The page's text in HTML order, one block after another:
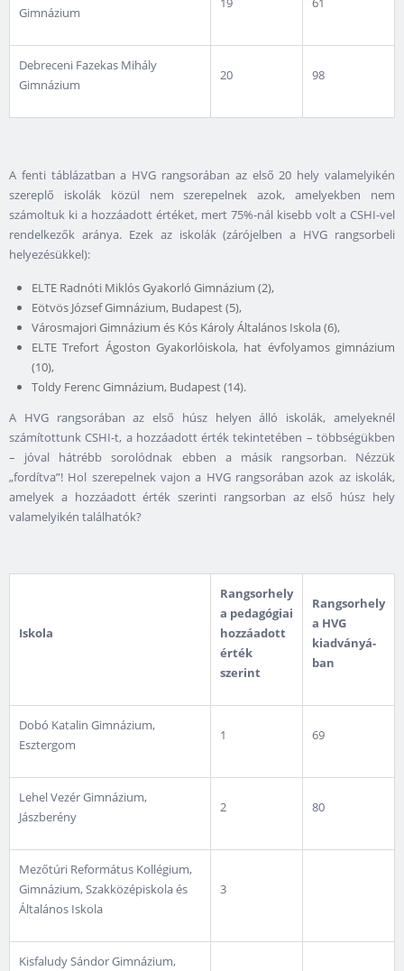
Gimnázium
Debreceni Fazekas Mihály
Gimnázium
20 98
A fenti táblázatban a HVG rangsorában az első 20 hely valamelyikén
szereplő iskolák közül nem szerepelnek azok, amelyekben nem
számoltuk ki a hozzáadott értéket, mert 75%-nál kisebb volt a CSHI-vel
rendelkezők aránya. Ezek az iskolák (zárójelben a HVG rangsorbeli
helyezésükkel):
ELTE Radnóti Miklós Gyakorló Gimnázium (2),
Eötvös József Gimnázium, Budapest (5),
Városmajori Gimnázium és Kós Károly Általános Iskola (6),
ELTE Trefort Ágoston Gyakorlóiskola, hat évfolyamos gimnázium
(10),
Toldy Ferenc Gimnázium, Budapest (14).
A HVG rangsorában az első húsz helyen álló iskolák, amelyeknél
számítottunk CSHI-t, a hozzáadott érték tekintetében – többségükben
– jóval hátrébb sorolódnak ebben a másik rangsorban. Nézzük
„fordítva”! Hol szerepelnek vajon a HVG rangsorában azok az iskolák,
amelyek a hozzáadott érték szerinti rangsorban az első húsz hely
valamelyikén találhatók?
Iskola
Rangsorhely
a pedagógiai
hozzáadott
érték
szerint
Rangsorhely
a HVG
kiadványá­
ban
Dobó Katalin Gimnázium,
Esztergom
1 69
Lehel Vezér Gimnázium,
Jászberény
2 80
Mezőtúri Református Kollégium,
Gimnázium, Szakközépiskola és
Általános Iskola
3
Kisfaludy Sándor Gimnázium,